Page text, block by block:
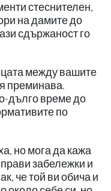
стеснителен,
на дамите до
сдържаност го
между вашите
преминава.
дълго време до
по
но мога да кажа
забележки и
че той ви обича и